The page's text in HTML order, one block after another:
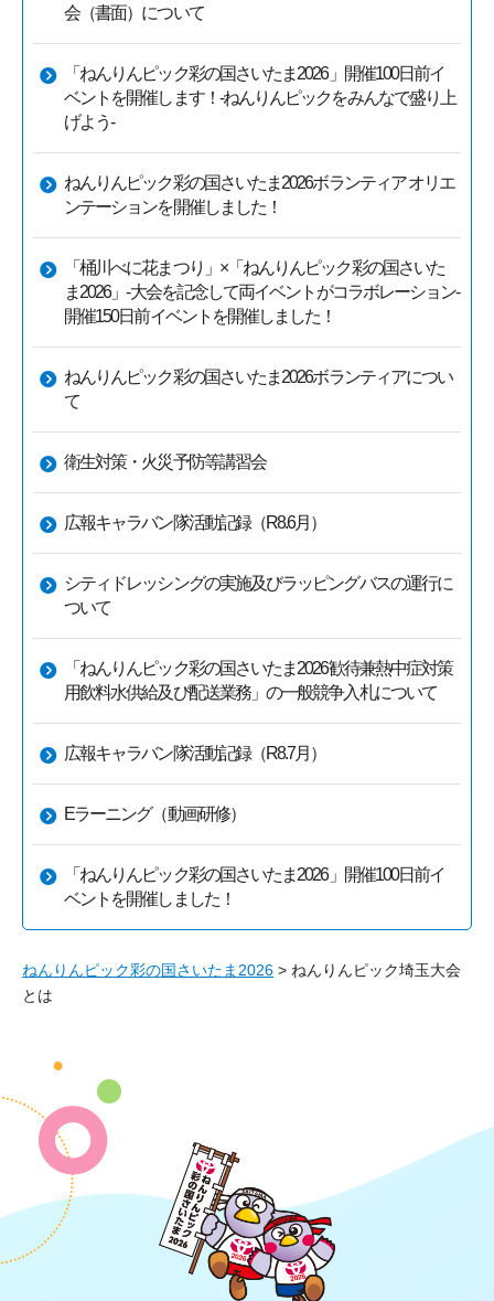
会（書面）について
「ねんりんピック彩の国さいたま2026」開催100日前イ
ベントを開催します！-ねんりんピックをみんなで盛り上
げよう-
ねんりんピック彩の国さいたま2026ボランティア オリエ
ンテーションを開催しました！
「桶川べに花まつり」×「ねんりんピック彩の国さいた
ま2026」-大会を記念して両イベントがコラボレーション-
開催150日前イベントを開催しました！
ねんりんピック彩の国さいたま2026ボランティアについ
て
衛生対策・火災予防等講習会
広報キャラバン隊活動記録（R8.6月）
シティドレッシングの実施及びラッピングバスの運行に
ついて
「ねんりんピック彩の国さいたま2026歓待兼熱中症対策
用飲料水供給及び配送業務」の一般競争入札について
広報キャラバン隊活動記録（R8.7月）
Eラーニング（動画研修）
「ねんりんピック彩の国さいたま2026」開催100日前イ
ベントを開催しました！
ねんりんピック彩の国さいたま2026 > ねんりんピック埼玉大会
とは